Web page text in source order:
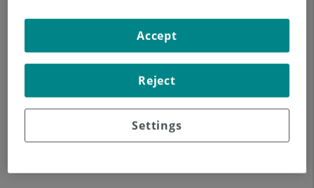
Además, disminuyen notablemente la calidad de vida de
quien los padece y afectan al estado de su salud mental.
IMC por encima de
Además, los afectados por esta enfermedad suelen presentar
insuficiencia respiratoria, apnea del sueño o problemas
Settings
Reject
Accept